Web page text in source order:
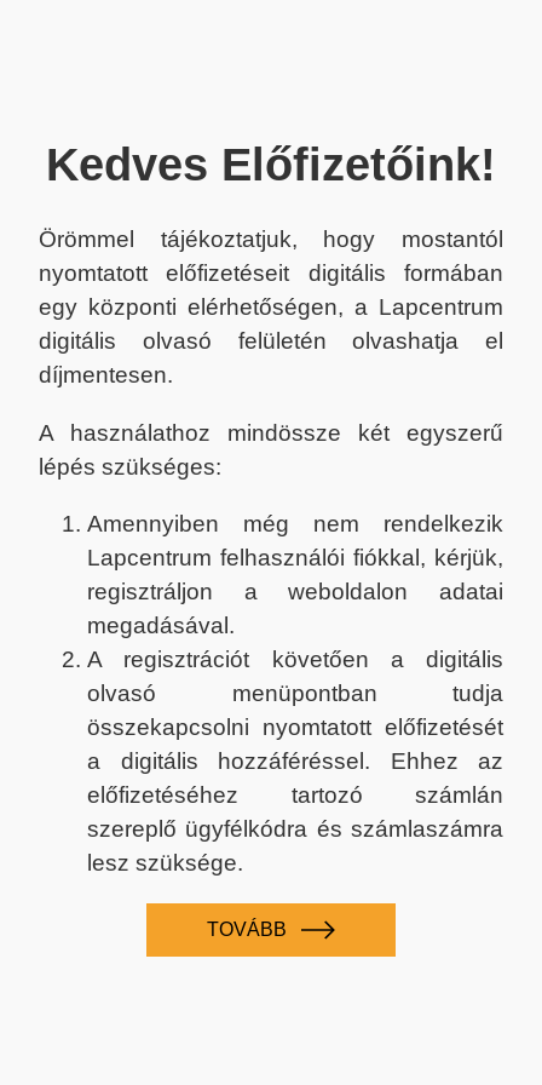
Kedves Előfizetőink!
Örömmel tájékoztatjuk, hogy mostantól
nyomtatott előfizetéseit digitális formában
egy központi elérhetőségen, a Lapcentrum
digitális olvasó felületén olvashatja el
díjmentesen.
A használathoz mindössze két egyszerű
lépés szükséges:
Amennyiben még nem rendelkezik
Lapcentrum felhasználói fiókkal, kérjük,
regisztráljon a weboldalon adatai
megadásával.
A regisztrációt követően a digitális
olvasó menüpontban tudja
összekapcsolni nyomtatott előfizetését
a digitális hozzáféréssel. Ehhez az
előfizetéséhez tartozó számlán
szereplő ügyfélkódra és számlaszámra
lesz szüksége.
TOVÁBB